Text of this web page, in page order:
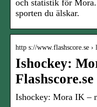
och statistik för
sporten du älskar.
http s://www.flashscore.se
Ishockey:
Flashscore.se
Ishockey: Mora IK –